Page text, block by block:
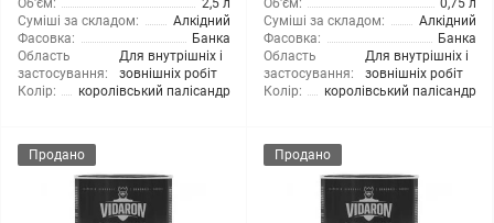
Об'єм:
2,5 л
Суміші за складом:
Алкідний
Фасовка:
Банка
Область
застосування:
Для внутрішніх і
зовнішніх робіт
Колір:
королівський палісандр
Об'єм:
0,75 л
Суміші за складом:
Алкідний
Фасовка:
Банка
Область
застосування:
Для внутрішніх і
зовнішніх робіт
Колір:
королівський палісандр
Продано Продано